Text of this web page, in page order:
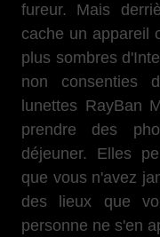
fureur. Mais
cache un appareil
plus sombres
non consenties
lunettes RayBan
prendre des
déjeuner. Elles
que vous n'avez
des lieux que
personne ne s'en